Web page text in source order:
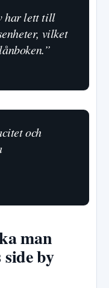
har lett till
vilket
och
man
by